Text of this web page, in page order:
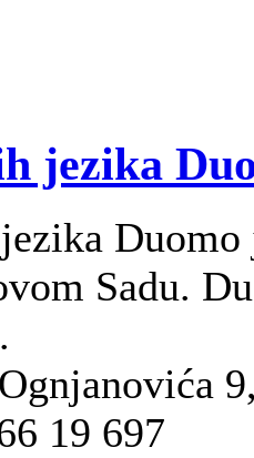
jezika
Sadu.
19 697